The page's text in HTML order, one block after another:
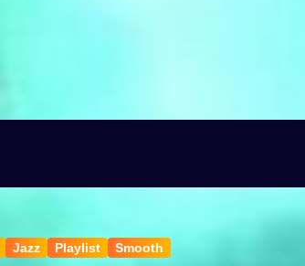
Jazz Playlist Smooth